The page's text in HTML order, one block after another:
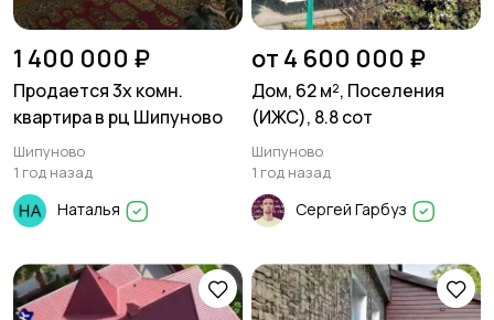
1 400 000 ₽
Продается 3х комн.
квартира в рц Шипуново
Шипуново
1 год назад
Наталья
от 4 600 000 ₽
Дом, 62 м², Поселения
(ИЖС), 8.8 сот
Шипуново
1 год назад
Сергей Гарбуз